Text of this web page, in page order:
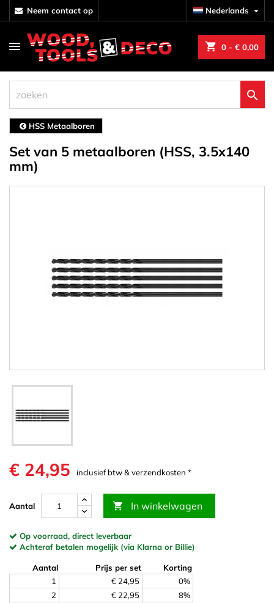
neem contact op Nederlands 
shopping_cart 0 - € 0,00

HSS Metaalboren
Set van 5 metaalboren (HSS, 3.5x140
mm)
€ 24,95 inclusief btw & verzendkosten *
Aantal  In winkelwagen
Op voorraad, direct leverbaar
Achteraf betalen mogelijk (via Klarna or Billie)
Aantal Prijs per set
Korting
1
€ 24,95
0%
2
€ 22,95
8%